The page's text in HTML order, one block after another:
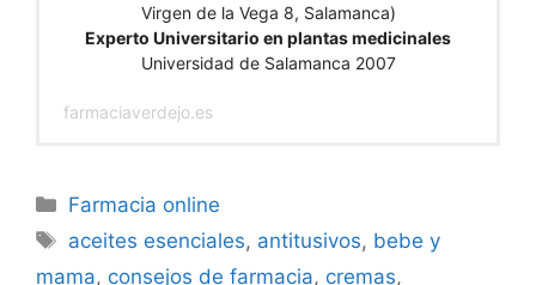
Virgen de la Vega 8, Salamanca)
Experto Universitario en plantas medicinales
Universidad de Salamanca 2007
farmaciaverdejo.es
Categorías
Farmacia online
Etiquetas
aceites esenciales, antitusivos, bebe y
mama, consejos de farmacia, cremas,